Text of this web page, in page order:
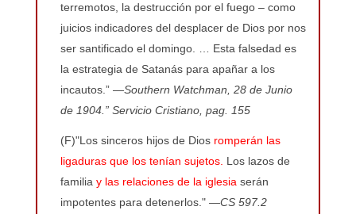
terremotos, la destrucción por el fuego – como
juicios indicadores del desplacer de Dios por nos
ser santificado el domingo. … Esta falsedad es
la estrategia de Satanás para apañar a los
incautos.” —Southern Watchman, 28 de Junio
de 1904.” Servicio Cristiano, pag. 155
(F)"Los sinceros hijos de Dios romperán las
ligaduras que los tenían sujetos. Los lazos de
familia y las relaciones de la iglesia serán
impotentes para detenerlos."—CS 597.2